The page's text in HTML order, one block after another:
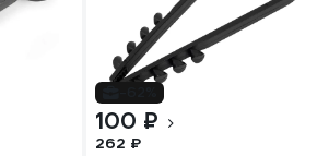
100 ₽
262 ₽